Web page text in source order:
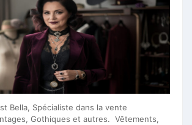
Bella, Spécialiste dans la vente
Gothiques et autres. Vêtements,